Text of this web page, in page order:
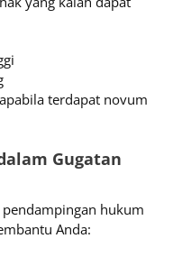
apabila terdapat novum
Gugatan
hukum
Anda: